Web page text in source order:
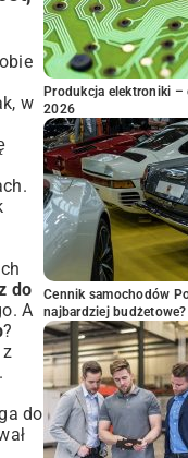
w
do
A
?
do
Produkcja elektroniki –
2026
Cennik samochodów
najbardziej budżetowe?